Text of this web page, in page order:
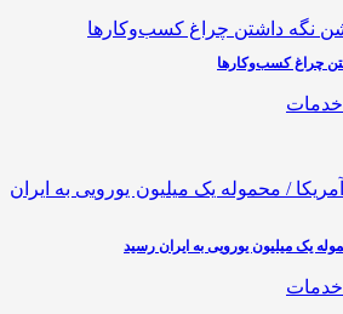
یک میلیون یورویی به ایران رسید